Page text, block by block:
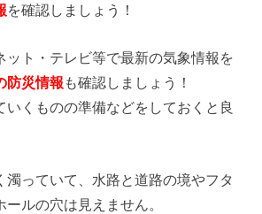
を確認しましょう！
ット・テレビ等で最新の気象情報を
防災情報 も確認しましょう！
いくものの準備などをしておくと良
濁っていて、水路と道路の境やフタ
ルの穴は見えません。